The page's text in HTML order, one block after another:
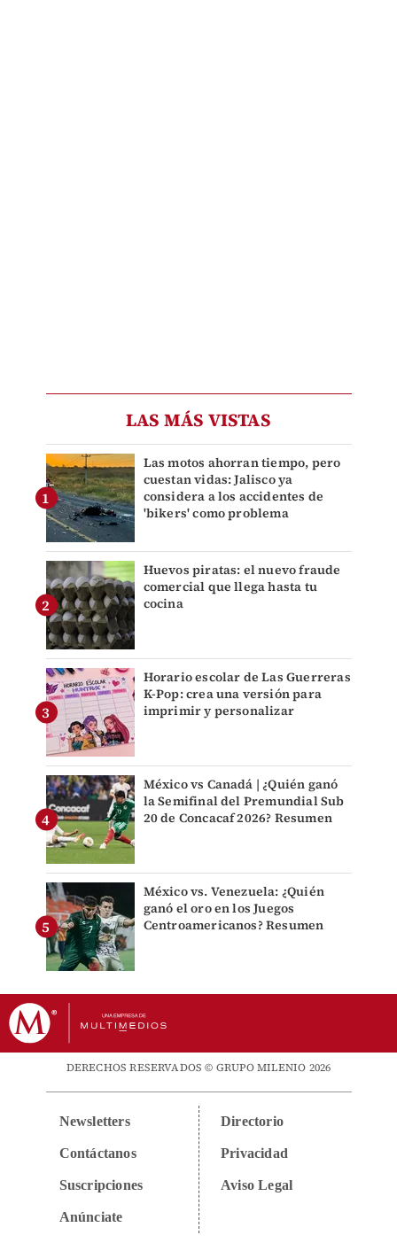
LAS MÁS VISTAS
Las motos ahorran tiempo, pero
cuestan vidas: Jalisco ya
considera a los accidentes de
'bikers' como problema
Huevos piratas: el nuevo fraude
comercial que llega hasta tu
cocina
Horario escolar de Las Guerreras
K-Pop: crea una versión para
imprimir y personalizar
México vs Canadá | ¿Quién ganó
la Semifinal del Premundial Sub
20 de Concacaf 2026? Resumen
México vs. Venezuela: ¿Quién
ganó el oro en los Juegos
Centroamericanos? Resumen
DERECHOS RESERVADOS © GRUPO MILENIO 2026
Newsletters
Contáctanos
Suscripciones
Anúnciate
Directorio
Privacidad
Aviso Legal